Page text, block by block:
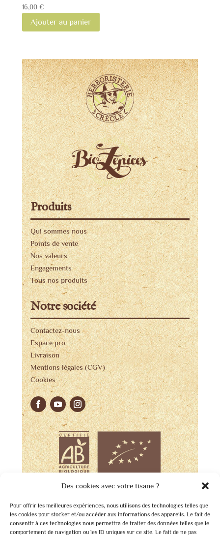
Des cookies avec votre tisane ?
Pour offrir les meilleures expériences, nous utilisons des technologies telles que
les cookies pour stocker et/ou accéder aux informations des appareils. Le fait de
consentir à ces technologies nous permettra de traiter des données telles que le
comportement de navigation ou les ID uniques sur ce site. Le fait de ne pas
16,00 €
Ajouter au panier
Produits
Qui sommes nous
Points de vente
Nos valeurs
Engagements
Tous nos produits
Notre société
Contactez-nous
Espace pro
Livraison
Mentions légales (CGV)
Cookies